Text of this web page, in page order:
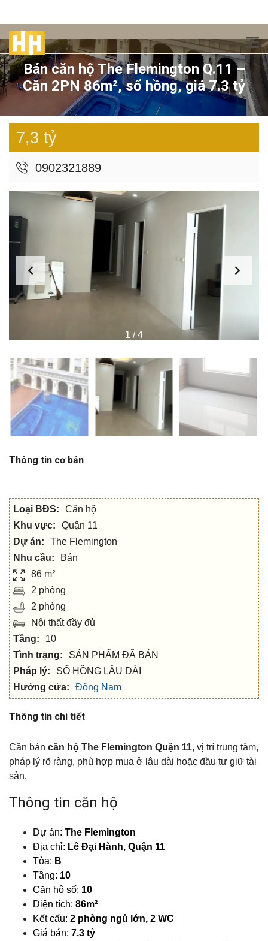
Bán căn hộ The Flemington Q.11 –
Căn 2PN 86m², sổ hồng, giá 7.3 tỷ
7,3 tỷ
0902321889
1 /4
Thông tin cơ bản
Loại BĐS:
Căn hộ
Khu vực:
Quận 11
Dự án:
The Flemington
Nhu cầu:
Bán
86 m²
2 phòng
2 phòng
Nội thất đầy đủ
Tầng:
10
Tình trạng:
SẢN PHẨM ĐÃ BÁN
Pháp lý:
SỔ HỒNG LÂU DÀI
Hướng cửa:
Đông Nam
Thông tin chi tiết
Cần bán căn hộ The Flemington Quận 11, vị trí trung tâm,
pháp lý rõ ràng, phù hợp mua ở lâu dài hoặc đầu tư giữ tài
sản.
Thông tin căn hộ
Dự án: The Flemington
Địa chỉ: Lê Đại Hành, Quận 11
Tòa: B
Tầng: 10
Căn hộ số: 10
Diện tích: 86m²
Kết cấu: 2 phòng ngủ lớn, 2 WC
Giá bán: 7.3 tỷ